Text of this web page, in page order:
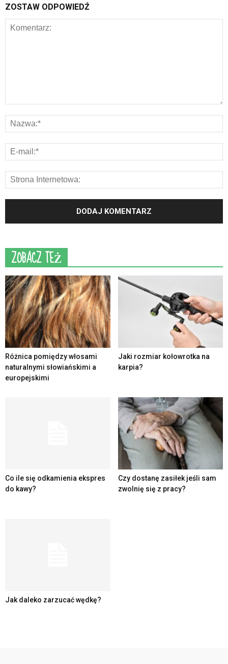
ZOSTAW ODPOWIEDŹ
ZOBACZ TEŻ
Różnica pomiędzy włosami
naturalnymi słowiańskimi a
europejskimi
Jaki rozmiar kołowrotka na
karpia?
Co ile się odkamienia ekspres
do kawy?
Czy dostanę zasiłek jeśli sam
zwolnię się z pracy?
Jak daleko zarzucać wędkę?